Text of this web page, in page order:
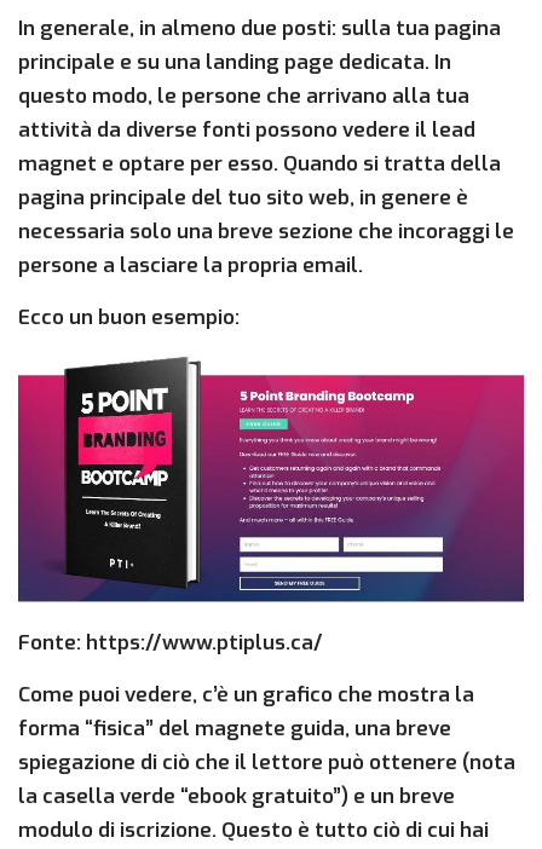
In generale, in almeno due posti: sulla tua pagina
principale e su una landing page dedicata. In
questo modo, le persone che arrivano alla tua
attività da diverse fonti possono vedere il lead
magnet e optare per esso. Quando si tratta della
pagina principale del tuo sito web, in genere è
necessaria solo una breve sezione che incoraggi le
persone a lasciare la propria email.
Ecco un buon esempio:
Fonte: https://www.ptiplus.ca/
Come puoi vedere, c’è un grafico che mostra la
forma “fisica” del magnete guida, una breve
spiegazione di ciò che il lettore può ottenere (nota
la casella verde “ebook gratuito”) e un breve
modulo di iscrizione. Questo è tutto ciò di cui hai